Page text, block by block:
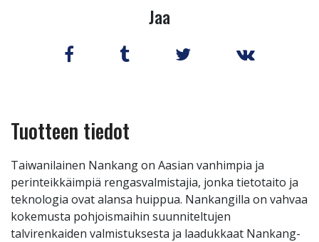
Jaa
Tuotteen tiedot
Taiwanilainen Nankang on Aasian vanhimpia ja
perinteikkäimpiä rengasvalmistajia, jonka tietotaito ja
teknologia ovat alansa huippua. Nankangilla on vahvaa
kokemusta pohjoismaihin suunniteltujen
talvirenkaiden valmistuksesta ja laadukkaat Nankang-